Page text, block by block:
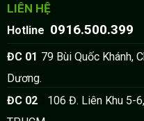
LIÊN HỆ
Hotline 0916.500.399
ĐC 01 79 Bùi Quốc Khánh,
Dương.
ĐC 02:
106 Đ. Liên Khu 5-